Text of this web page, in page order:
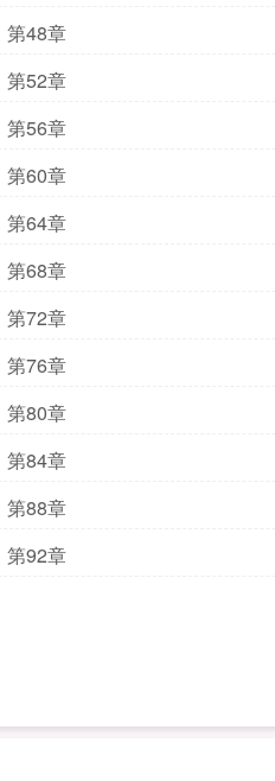
第48章
第52章
第56章
第60章
第64章
第68章
第72章
第76章
第80章
第84章
第88章
第92章